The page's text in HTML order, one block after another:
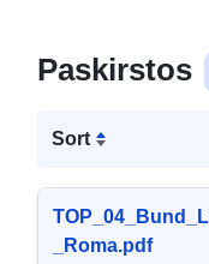
Paskirstos
Sort
_Roma.pdf